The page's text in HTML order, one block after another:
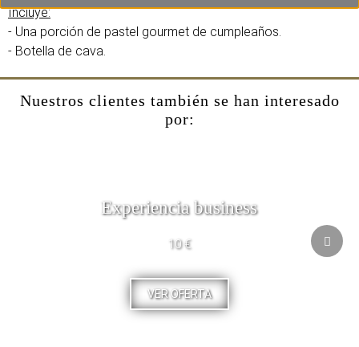
Incluye:
- Una porción de pastel gourmet de cumpleaños.
- Botella de cava.
Nuestros clientes también se han interesado
por:
Experiencia business
10 €
VER OFERTA